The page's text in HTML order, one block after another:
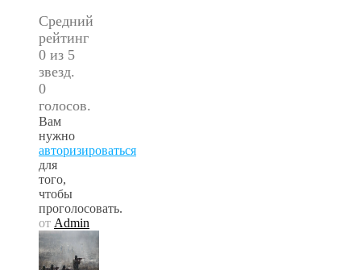
Средний
рейтинг
0 из 5
звезд.
0
голосов.
Вам
нужно
авторизироваться
для
того,
чтобы
проголосовать.
от Admin